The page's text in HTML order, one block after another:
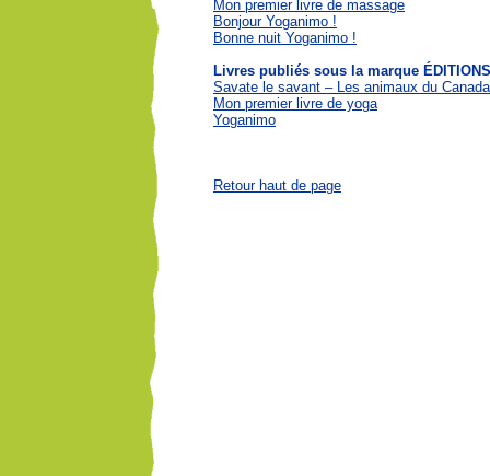
Mon premier livre de massage
Bonjour Yoganimo !
Bonne nuit Yoganimo !
Livres publiés sous la marque
Savate le savant – Les animaux du Canada
Mon premier livre de yoga
Yoganimo
Retour haut de page